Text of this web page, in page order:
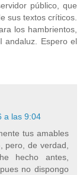
público, que
sus textos críticos.
los hambrientos,
andaluz. Espero el
a las 9:04
tus amables
pero, de verdad,
hecho antes,
no dispongo